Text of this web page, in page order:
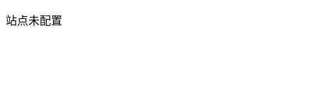
站点未配置